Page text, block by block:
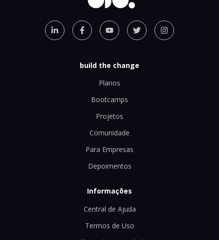
build the change
Planos
Bootcamps
Projetos
Comunidade
Para Empresas
Depoimentos
Informações
Central de Ajuda
Termos de Uso